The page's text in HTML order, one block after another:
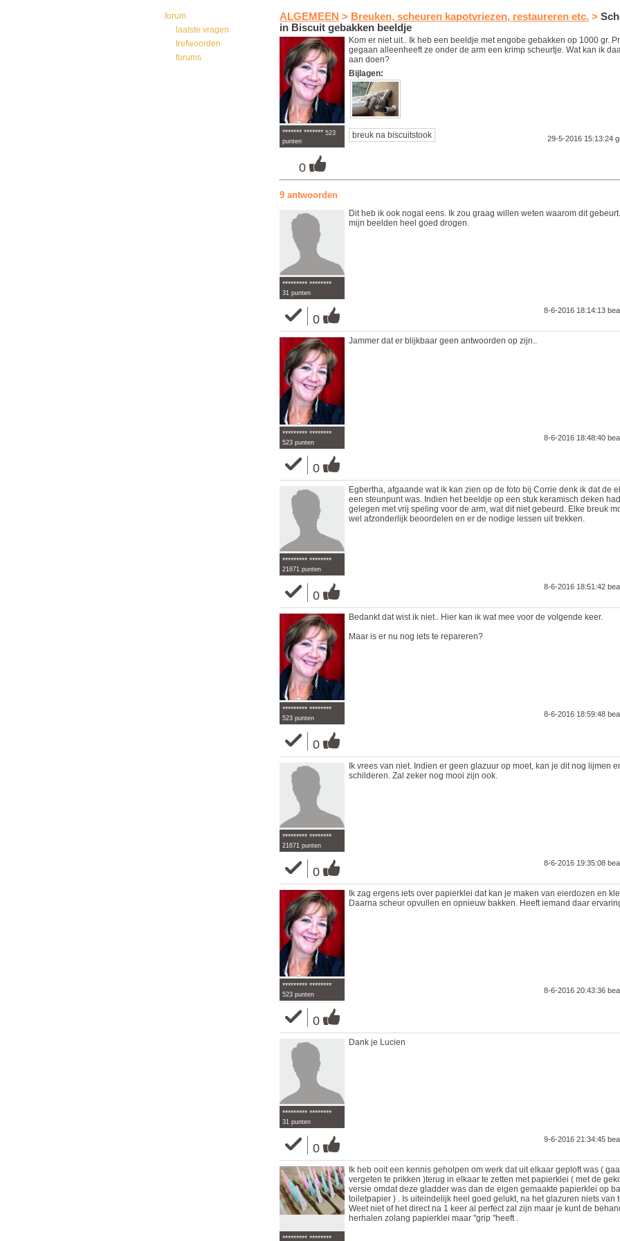
forum
laatste vragen
trefwoorden
forums
ALGEMEEN > Breuken, scheuren kapotvriezen, restaureren etc. >
in Biscuit gebakken beeldje
******* ******* 523
punten
0
Kom er niet uit.. Ik heb een beeldje met engobe gebakken op 1000 gr.
gegaan alleenheeft ze onder de arm een krimp scheurtje. Wat kan ik
aan doen?
Bijlagen:
breuk na biscuitstook 29-5-2016 15:13:24
9 antwoorden
********* ********
31 punten
0
Dit heb ik ook nogal eens. Ik zou graag willen weten waarom dit
mijn beelden heel goed drogen.
8-6-2016 18:14:13
********* ********
523 punten
0
Jammer dat er blijkbaar geen antwoorden op zijn..
8-6-2016 18:48:40
********* ********
21671 punten
0
Egbertha, afgaande wat ik kan zien op de foto bij Corrie denk ik dat de
een steunpunt was. Indien het beeldje op een stuk keramisch deken had
gelegen met vrij speling voor de arm, wat dit niet gebeurd. Elke breuk
wel afzonderlijk beoordelen en er de nodige lessen uit trekken.
8-6-2016 18:51:42
********* ********
523 punten
0
Bedankt dat wist ik niet.. Hier kan ik wat mee voor de volgende keer.
Maar is er nu nog iets te repareren?
8-6-2016 18:59:48
********* ********
21671 punten
0
Ik vrees van niet. Indien er geen glazuur op moet, kan je dit nog lijmen
schilderen. Zal zeker nog mooi zijn ook.
8-6-2016 19:35:08
********* ********
523 punten
0
Ik zag ergens iets over papierklei dat kan je maken van eierdozen en
Daarna scheur opvullen en opnieuw bakken. Heeft iemand daar
8-6-2016 20:43:36
********* ********
31 punten
0
Dank je Lucien
9-6-2016 21:34:45
********* ********
Ik heb ooit een kennis geholpen om werk dat uit elkaar geploft was (
vergeten te prikken )terug in elkaar te zetten met papierklei ( met de
versie omdat deze gladder was dan de eigen gemaakte papierklei op
toiletpapier ) . Is uiteindelijk heel goed gelukt, na het glazuren niets van
Weet niet of het direct na 1 keer al perfect zal zijn maar je kunt de
herhalen zolang papierklei maar "grip "heeft .